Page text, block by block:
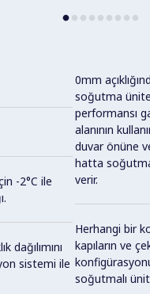
-2°C ile
dağılımını
sistemi ile
0mm
soğutma
performansı
alanının
duvar önüne
hatta
verir.
Herhangi bir
kapıların ve
soğutmalı